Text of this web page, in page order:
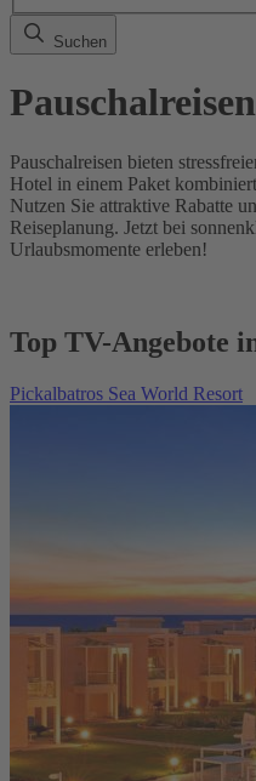
Suchen
Pauschalreisen bieten
Hotel in einem Paket
Nutzen Sie attraktive Rabatte
Reiseplanung. Jetzt bei
Urlaubsmomente erleben!
Top TV-Angebote
Pickalbatros Sea World Resort